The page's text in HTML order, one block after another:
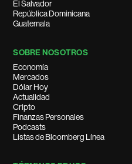
El Salvador
República Dominicana
Guatemala
SOBRE NOSOTROS
Economía
Mercados
Dólar Hoy
Actualidad
Cripto
Finanzas Personales
Podcasts
Listas de Bloomberg Línea